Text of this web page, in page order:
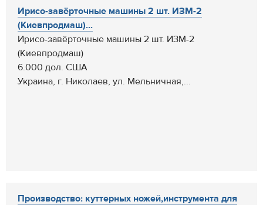
Ирисо-завёрточные машины 2 шт. ИЗМ-2
(Киевпродмаш)...
Ирисо-завёрточные машины 2 шт. ИЗМ-2
(Киевпродмаш)
6.000 дол. США
Украина, г. Николаев, ул. Мельничная,...
Производство: куттерных ножей,инструмента для